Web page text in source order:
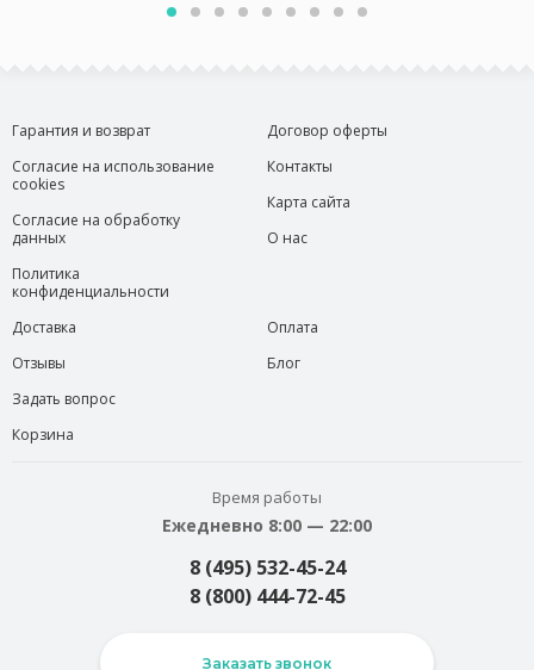
Гарантия и возврат
Согласие на использование
cookies
Согласие на обработку
данных
Политика
конфиденциальности
Договор оферты
Контакты
Карта сайта
О нас
Доставка
Отзывы
Задать вопрос
Корзина
Оплата
Блог
Время работы
Ежедневно 8:00 — 22:00
8 (495) 532-45-24
8 (800) 444-72-45
Заказать звонок